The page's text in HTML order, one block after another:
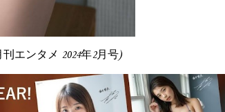
刊エンタメ 2024年2月号)